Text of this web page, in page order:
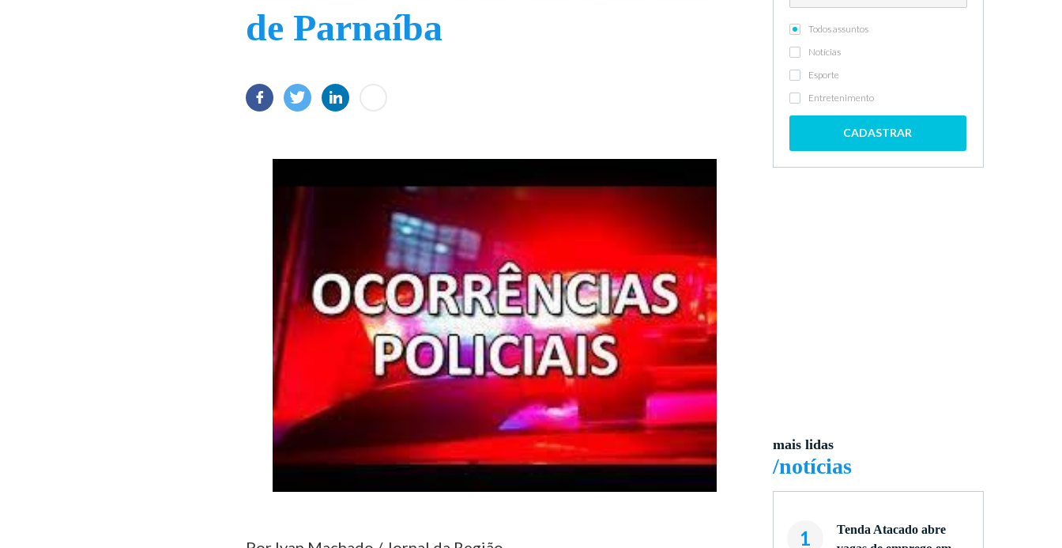
de Parnaíba
Todos assuntos
Notícias
Esporte
Entretenimento
CADASTRAR
mais lidas
/notícias
1
Tenda Atacado abre